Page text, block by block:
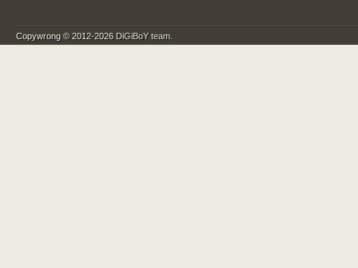
Copywrong © 2012-2026 DiGiBoY team.